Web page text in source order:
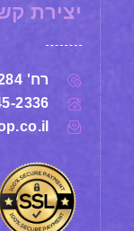
יצירת
רח' 284 31 עכו 9071342
2336